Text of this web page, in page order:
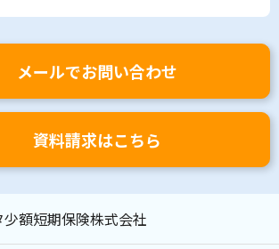
メールでお問い合わせ
資料請求はこちら